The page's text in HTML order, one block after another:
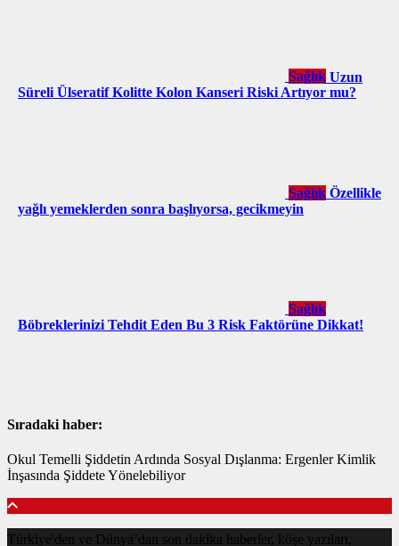
Sağlık Uzun
Süreli Ülseratif Kolitte Kolon Kanseri Riski Artıyor mu?
Sağlık Özellikle
yağlı yemeklerden sonra başlıyorsa, gecikmeyin
Sağlık
Böbreklerinizi Tehdit Eden Bu 3 Risk Faktörüne Dikkat!
Sıradaki haber:
Okul Temelli Şiddetin Ardında Sosyal Dışlanma: Ergenler Kimlik
İnşasında Şiddete Yönelebiliyor
Türkiye'den ve Dünya’dan son dakika haberler, köşe yazıları,